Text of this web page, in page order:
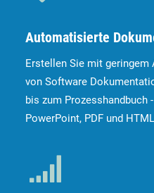
Automatisierte
Erstellen Sie mit geringem
von Software
bis zum Prozesshandbuch
PowerPoint, PDF und